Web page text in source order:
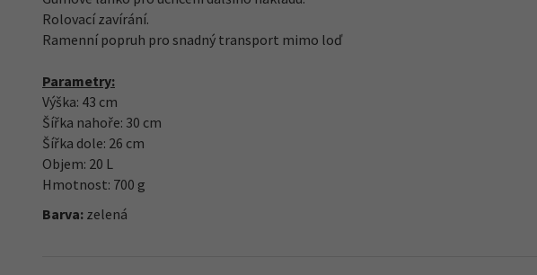
Rolovací zavírání.
Ramenní popruh pro snadný transport mimo loď
Parametry:
Výška: 43 cm
Šířka nahoře: 30 cm
Šířka dole: 26 cm
Objem: 20 L
Hmotnost: 700 g
Barva: zelená